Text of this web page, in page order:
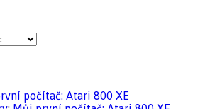
počítač: Atari 800 XE